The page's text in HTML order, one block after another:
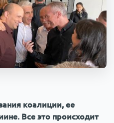
Статьи
ЧП И КРИМИНАЛ
1000 мелочей
коалиции, ее
Все это происходит